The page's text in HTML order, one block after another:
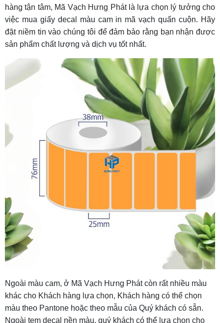
hàng tận tâm, Mã Vạch Hưng Phát là lựa chọn lý tưởng cho
việc mua giấy decal màu cam in mã vạch quấn cuộn. Hãy
đặt niềm tin vào chúng tôi để đảm bảo rằng bạn nhận được
sản phẩm chất lượng và dịch vụ tốt nhất.
Ngoài màu cam, ở Mã Vạch Hưng Phát còn rất nhiều màu
khác cho Khách hàng lựa chọn, Khách hàng có thể chọn
màu theo Pantone hoặc theo mẫu của Quý khách có sẵn.
Ngoài tem decal nền màu, quý khách có thể lựa chọn cho